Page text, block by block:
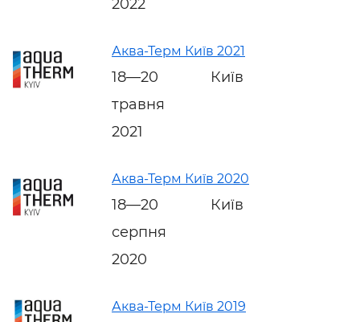
2022
Аква-Терм Київ 2021
18—20
травня
2021
Київ
Аква-Терм Київ 2020
18—20
серпня
2020
Київ
Аква-Терм Київ 2019